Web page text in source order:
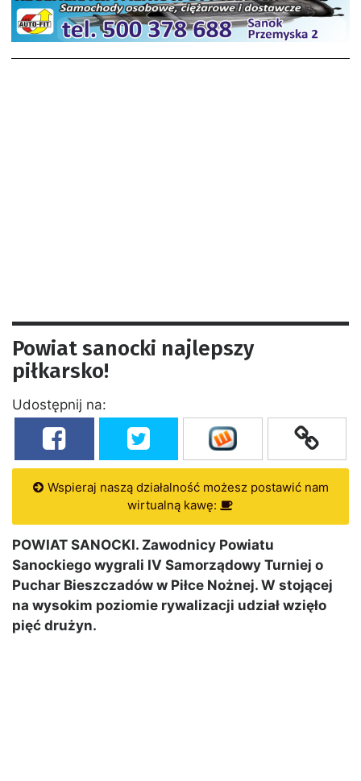
Powiat sanocki najlepszy
piłkarsko!
Udostępnij na:
Wspieraj naszą działalność możesz postawić nam
wirtualną kawę:
POWIAT SANOCKI. Zawodnicy Powiatu
Sanockiego wygrali IV Samorządowy Turniej o
Puchar Bieszczadów w Piłce Nożnej. W stojącej
na wysokim poziomie rywalizacji udział wzięło
pięć drużyn.